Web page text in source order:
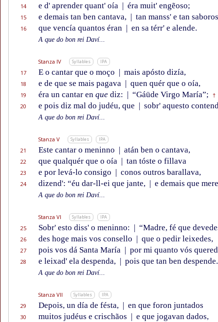
14 e d' aprender quant' oía | éra muit' engẽoso;
15 e demais tan ben cantava, | tan manss' e tan
16 que vencía quantos éran | en sa térr' e alende.
A que do bon rei Daví...
Stanza IV Syllables IPA
17 E o cantar que o moço | mais apósto dizía,
18 e de que se mais pagava | quen quér que o oía,
19 éra un cantar en que diz: | “Gáüde Virgo María”; †
20 e pois diz mal do judéu, que | sobr' aquesto
A que do bon rei Daví...
Stanza V Syllables IPA
21 Este cantar o meninno | atán ben o cantava,
22 que qualquér que o oía | tan tóste o fillava
23 e por levá-lo consigo | conos outros barallava,
24 dizend': “éu dar-ll-ei que jante, | e demais que
A que do bon rei Daví...
Stanza VI Syllables IPA
25 Sobr' esto diss' o meninno: | “Madre, fé que
26 des hoge mais vos consello | que o pedir leixedes,
27 pois vos dá Santa María | por mi quanto vós
28 e leixad' ela despenda, | pois que tan ben
A que do bon rei Daví...
Stanza VII Syllables IPA
29 Depois, un día de fésta, | en que foron juntados
30 muitos judéus e crischãos | e que jogavan dados,